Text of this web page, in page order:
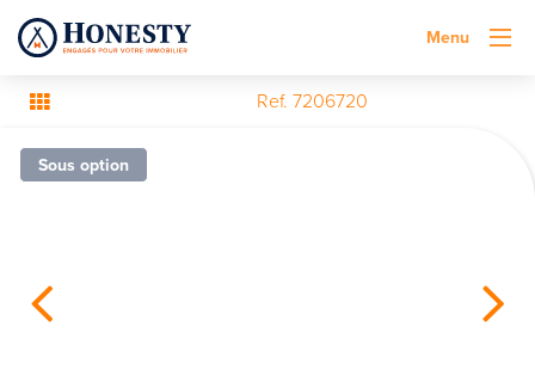
Menu
Ref. 7206720
Sous option